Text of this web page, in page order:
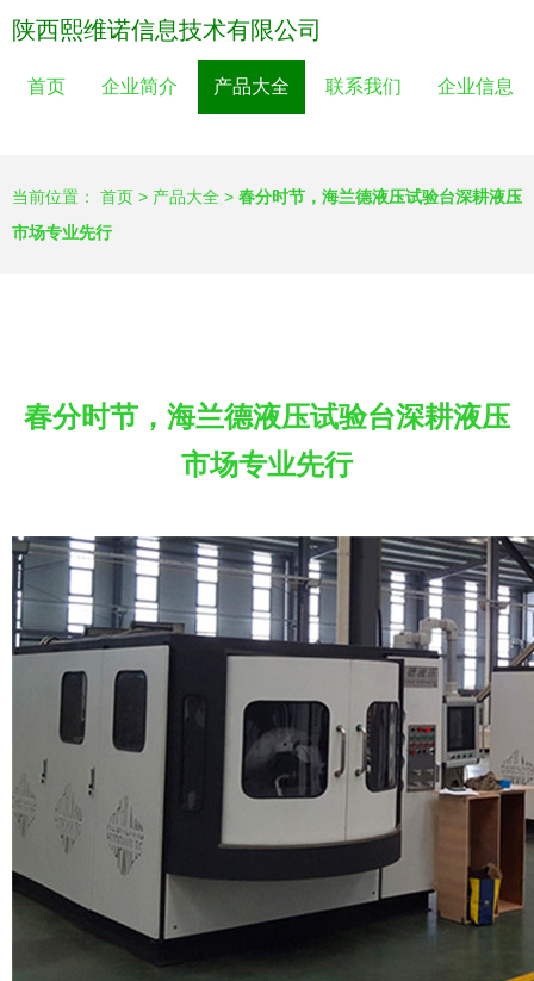
陕西熙维诺信息技术有限公司
首页 企业简介 产品大全 联系我们 企业信息
当前位置： 首页 > 产品大全 > 春分时节，海兰德液压试验台深耕液压
市场专业先行
春分时节，海兰德液压试验台深耕液压
市场专业先行